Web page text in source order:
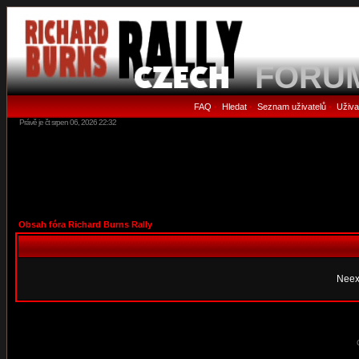
FAQ • Hledat• Seznam uživatelů•
Právě je čt srpen 06, 2026 22:32
Obsah fóra Richard Burns Rally